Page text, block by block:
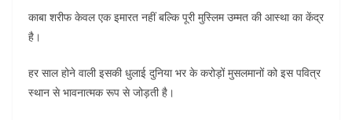
काबा शरीफ केवल एक इमारत नहीं बल्कि पूरी मुस्लिम उम्मत की आस्था का केंद्र
है।
हर साल होने वाली इसकी धुलाई दुनिया भर के करोड़ों मुसलमानों को इस पवित्र
स्थान से भावनात्मक रूप से जोड़ती है।